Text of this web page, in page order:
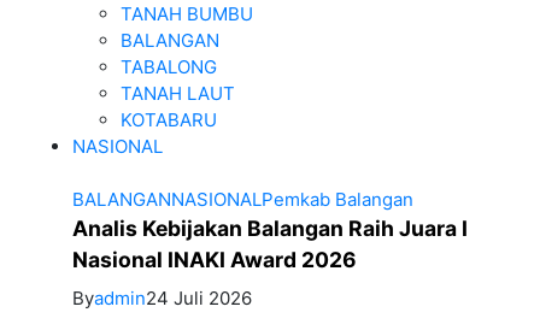
TANAH BUMBU
BALANGAN
TABALONG
TANAH LAUT
KOTABARU
NASIONAL
BALANGANNASIONALPemkab Balangan
Analis Kebijakan Balangan Raih Juara I
Nasional INAKI Award 2026
Byadmin24 Juli 2026